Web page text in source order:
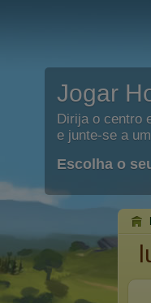
Jogar
Dirija o centro
e junte-se a
Escolha o